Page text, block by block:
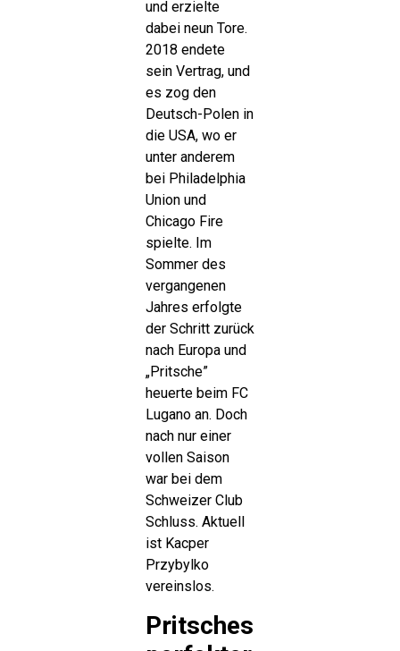
und erzielte
dabei neun Tore.
2018 endete
sein Vertrag, und
es zog den
Deutsch-Polen in
die USA, wo er
unter anderem
bei Philadelphia
Union und
Chicago Fire
spielte. Im
Sommer des
vergangenen
Jahres erfolgte
der Schritt zurück
nach Europa und
„Pritsche”
heuerte beim FC
Lugano an. Doch
nach nur einer
vollen Saison
war bei dem
Schweizer Club
Schluss. Aktuell
ist Kacper
Przybylko
vereinslos.
Pritsches